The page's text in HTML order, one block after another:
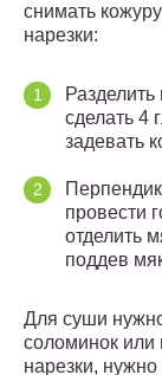
снимать
нарезки:
сделать 4
задевать
провести
отделить
поддев
Для суши
соломинок или
нарезки, нужно